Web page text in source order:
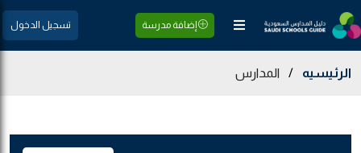
إضافة مدرسة تسجيل الدخول
الرئيسيه / المدارس